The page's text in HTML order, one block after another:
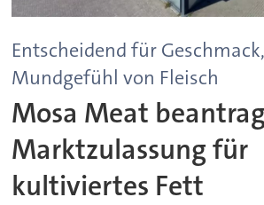
Entscheidend für
Mundgefühl von Fleisch
Mosa Meat
Marktzulassung für
kultiviertes Fett